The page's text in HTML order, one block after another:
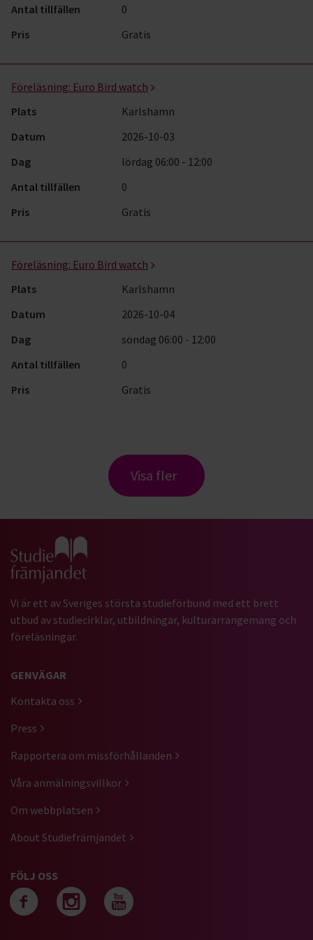
Antal tillfällen
0
Pris
Gratis
Föreläsning: Euro Bird watch
Plats
Karlshamn
Datum
2026-10-03
Dag
lördag 06:00 - 12:00
Antal tillfällen
0
Pris
Gratis
Föreläsning: Euro Bird watch
Plats
Karlshamn
Datum
2026-10-04
Dag
söndag 06:00 - 12:00
Antal tillfällen
0
Pris
Gratis
Visa fler
Gå till studiefrämjandets startsida
Vi är ett av Sveriges största studieförbund med ett brett
utbud av studiecirklar, utbildningar, kulturarrangemang och
föreläsningar.
GENVÄGAR
Kontakta oss
Press
Rapportera om missförhållanden
Våra anmälningsvillkor
Om webbplatsen
About Studiefrämjandet
FÖLJ OSS
Följ oss på facebook
Följ oss på
Följ oss på